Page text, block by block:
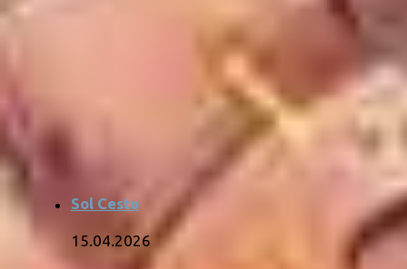
Sol Cesto
15.04.2026